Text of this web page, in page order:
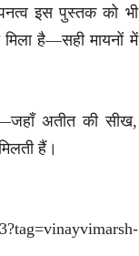
इस पुस्तक को भी
है—सही मायनों में
अतीत की सीख,
हैं।